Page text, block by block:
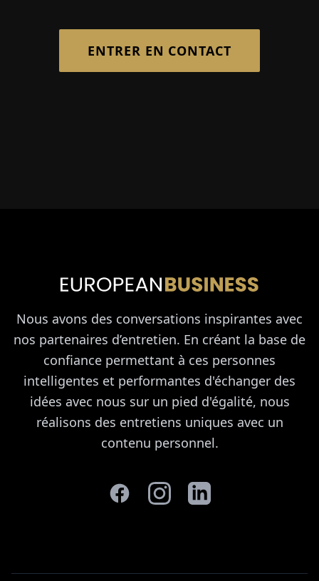
ENTRER EN CONTACT
Nous avons des conversations inspirantes avec
nos partenaires d’entretien. En créant la base de
confiance permettant à ces personnes
intelligentes et performantes d'échanger des
idées avec nous sur un pied d'égalité, nous
réalisons des entretiens uniques avec un
contenu personnel.